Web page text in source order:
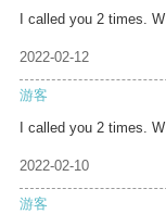
I called you 2 times. W
2022-02-12
游客
I called you 2 times. W
2022-02-10
游客